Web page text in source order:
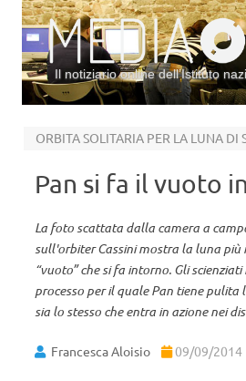
Il notiziario online dell’Istituto
ORBITA SOLITARIA PER LA LUNA DI
Pan si fa il vuoto
La foto scattata dalla camera a
sull'orbiter Cassini mostra la luna più
“vuoto” che si fa intorno. Gli
processo per il quale Pan tiene pulita
sia lo stesso che entra in azione nei
Francesca Aloisio 09/09/2014